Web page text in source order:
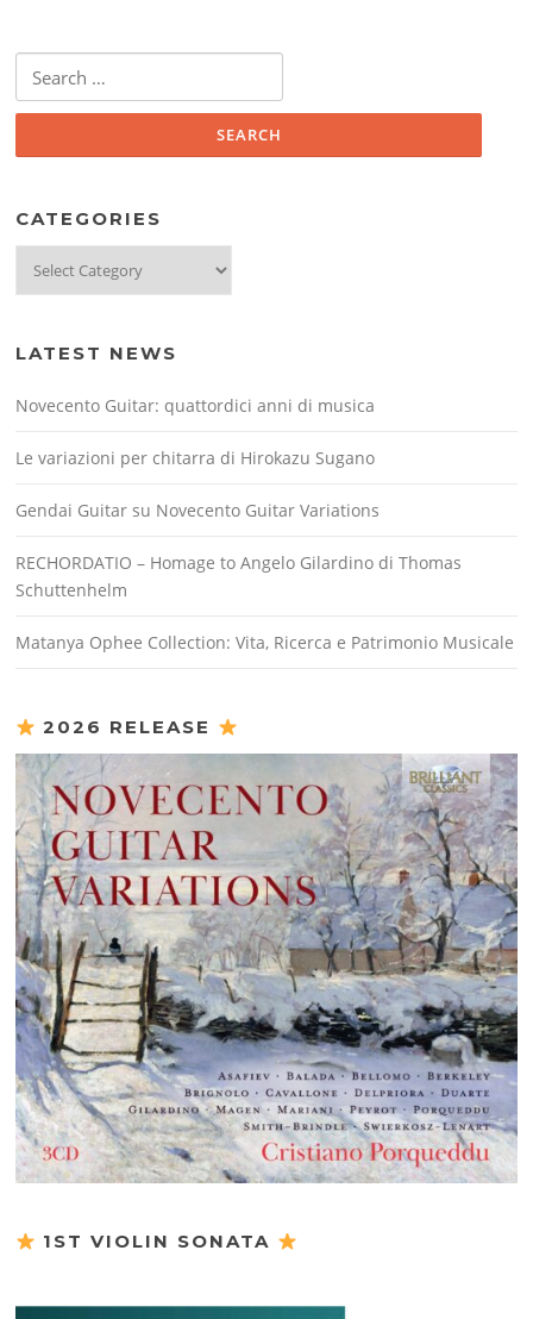
for:
CATEGORIES
LATEST NEWS
Novecento Guitar: quattordici anni di musica
Le variazioni per chitarra di Hirokazu Sugano
Gendai Guitar su Novecento Guitar Variations
RECHORDATIO – Homage to Angelo Gilardino di Thomas
Schuttenhelm
Matanya Ophee Collection: Vita, Ricerca e Patrimonio Musicale
2026 RELEASE
1ST VIOLIN SONATA